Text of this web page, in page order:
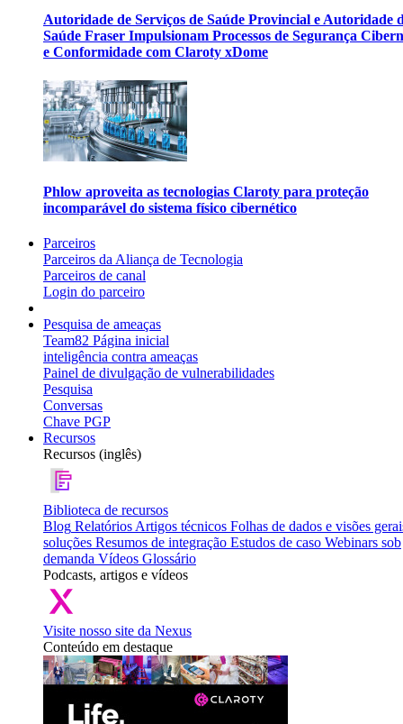
Autoridade de Serviços de Saúde Provincial e Autoridade
Saúde Fraser Impulsionam Processos de Segurança
e Conformidade com Claroty xDome
Phlow aproveita as tecnologias Claroty para proteção
incomparável do sistema físico cibernético
Parceiros
Parceiros da Aliança de Tecnologia
Parceiros de canal
Login do parceiro
Pesquisa de ameaças
Team82 Página inicial
inteligência contra ameaças
Painel de divulgação de vulnerabilidades
Pesquisa
Conversas
Chave PGP
Recursos
Recursos (inglês)
Biblioteca de recursos
Blog Relatórios Artigos técnicos Folhas de dados e visões
soluções Resumos de integração Estudos de caso Webinars sob
demanda Vídeos Glossário
Podcasts, artigos e vídeos
Visite nosso site da Nexus
Conteúdo em destaque